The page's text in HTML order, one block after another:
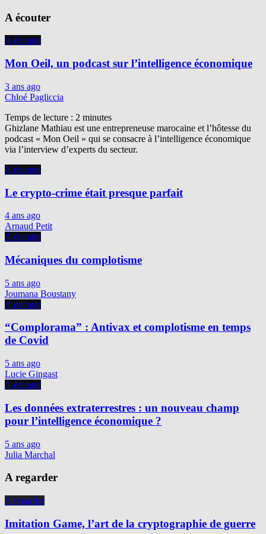
A écouter
A écouter
Mon Oeil, un podcast sur l’intelligence économique
3 ans ago
Chloé Pagliccia
Temps de lecture : 2 minutes
Ghizlane Mathiau est une entrepreneuse marocaine et l’hôtesse du
podcast « Mon Oeil » qui se consacre à l’intelligence économique
via l’interview d’experts du secteur.
A écouter
Le crypto-crime était presque parfait
4 ans ago
Arnaud Petit
A écouter
Mécaniques du complotisme
5 ans ago
Joumana Boustany
A écouter
“Complorama” : Antivax et complotisme en temps
de Covid
5 ans ago
Lucie Gingast
A écouter
Les données extraterrestres : un nouveau champ
pour l’intelligence économique ?
5 ans ago
Julia Marchal
A regarder
A regarder
Imitation Game, l’art de la cryptographie de guerre